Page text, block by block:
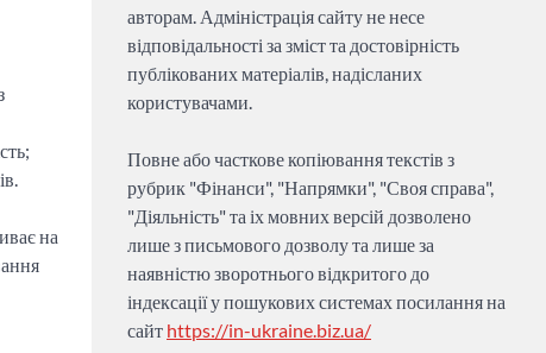
на
авторам. Адміністрація сайту не несе
відповідальності за зміст та достовірність
публікованих матеріалів, надісланих
користувачами.
Повне або часткове копіювання текстів з
рубрик "Фінанси", "Напрямки", "Своя справа",
"Діяльність" та іх мовних версій дозволено
лише з письмового дозволу та лише за
наявністю зворотнього відкритого до
індексації у пошукових системах посилання на
сайт https://in-ukraine.biz.ua/